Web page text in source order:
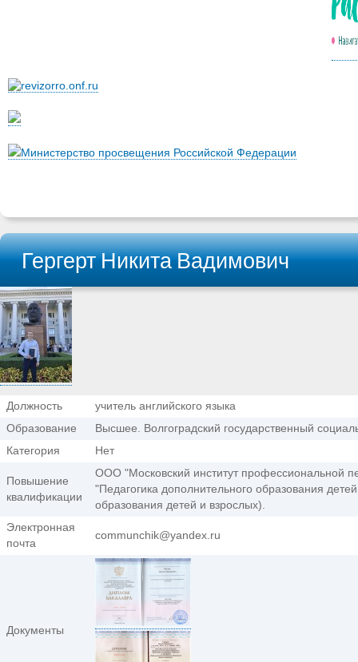
Министерство просвещения Российской Федерации
Гергерт Никита Вадимович
Должность
учитель английского языка
Образование
Высшее. Волгоградский государственный
Категория
Нет
Повышение
квалификации
ООО "Московский институт профессиональной
"Педагогика дополнительного образования
образования детей и взрослых).
Электронная
почта
communchik@yandex.ru
Документы